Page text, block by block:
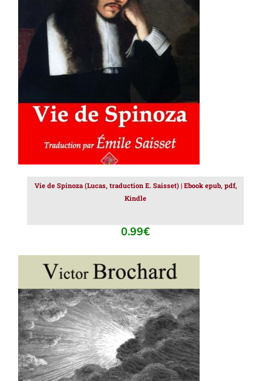
AJOUTER AU PANIER / DÉTAILS
Vie de Spinoza (Lucas, traduction E. Saisset) | Ebook epub, pdf,
Kindle
0.99€
AJOUTER AU PANIER / DÉTAILS